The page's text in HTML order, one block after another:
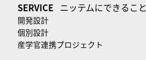
SERVICE ニッテムにできること
開発設計
個別設計
産学官連携プロジェクト